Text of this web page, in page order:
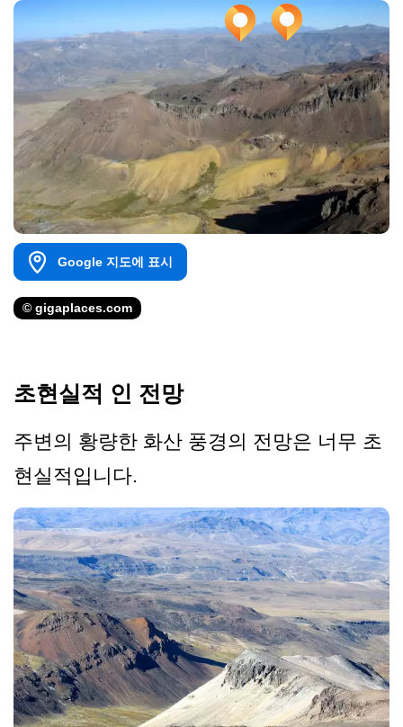
Google 지도에 표시
© gigaplaces.com
초현실적 인 전망
주변의 황량한 화산 풍경의 전망은 너무 초
현실적입니다.